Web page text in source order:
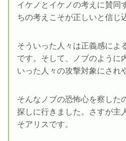
イケノとイケノの考えに賛同
ちの考えこそが正しいと信じ
そういった人々は正義感によ
です。そして、ノブのように
いった人々の攻撃対象にされ
そんなノブの恐怖心を察した
探しに行きました。さすが主
そアリスです。